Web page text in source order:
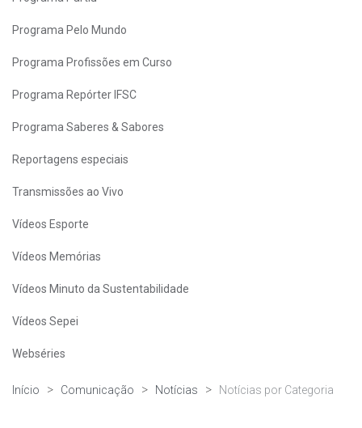
Programa Pelo Mundo
Programa Profissões em Curso
Programa Repórter IFSC
Programa Saberes & Sabores
Reportagens especiais
Transmissões ao Vivo
Vídeos Esporte
Vídeos Memórias
Vídeos Minuto da Sustentabilidade
Vídeos Sepei
Webséries
Início Comunicação Notícias Notícias por Categoria